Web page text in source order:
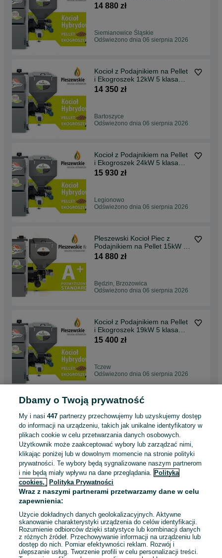
Ekodesign, hybryda, DUO,
14 880 zł
Siemianowice Śląskie
Odświeżono dnia 06 sierpnia 2026
Kocioł z Podajnikiem na Pellet
i Ekogroszek 12kW 5 klasa
Ekodesign, HYBRYDA, DUO,
14 350 zł
Bartoszyce
Odświeżono dnia 06 sierpnia 2026
Kocioł z Podajnikiem na Pellet
i Ekogroszek 24kW 5 klasa
Ekodesign, hybryda, DUO,
15 930 zł
Legionowo
Odświeżono dnia 06 sierpnia 2026
Pleszewski Kocioł Piec z
Podajnikiem na Pellet 15kW 5
klasa Ekodesign, dostawa
14 880 zł
Będzin, Brzozowica
Odświeżono dnia 06 sierpnia 2026
Kocioł z Podajnikiem na Pellet
i Ekogroszek 19kW 5 klasa
Ekodesign, HYBRYDA, DUO,
15 400 zł
Tczew
Odświeżono dnia 06 sierpnia 2026
Pleszewski Kocioł Piec z
Podajnikiem na Pellet 24kW 5
klasa Ekodesign, dostawa
GRATIS, dotacja, montaż, lista
ZUM
15 930 zł
Tomaszów Mazowiecki
Odświeżono dnia 06 sierpnia 2026
Kocioł z Podajnikiem na Pellet
i Ekogroszek 19kW 5 klasa
dwupaliwowy, dwufunkcyjny,
dostawa GRATIS, dotacja,
montaż
Brodnica
Odświeżono dnia 06 sierpnia 2026
Dbamy o Twoją prywatność
My i nasi447 partnerzy przechowujemy lub uzyskujemy dostęp
do informacji na urządzeniu, takich jak unikalne identyfikatory w
plikach cookie w celu przetwarzania danych osobowych.
Użytkownik może zaakceptować wybory lub zarządzać nimi,
klikając poniżej lub w dowolnym momencie na stronie polityki
prywatności. Te wybory będą sygnalizowane naszym partnerom
i nie będą miały wpływu na dane przeglądania. Polityka
cookies,
Polityka Prywatności
Wraz z naszymi partnerami przetwarzamy dane w celu
zapewnienia:
Użycie dokładnych danych geolokalizacyjnych. Aktywne
skanowanie charakterystyki urządzenia do celów identyfikacji.
Rozumienie odbiorców dzięki statystyce lub kombinacji danych
z różnych źródeł. Przechowywanie informacji na urządzeniu lub
dostęp do nich. Pomiar efektywności reklam. Rozwój i
ulepszanie usług. Tworzenie profili w celu personalizacji treści.